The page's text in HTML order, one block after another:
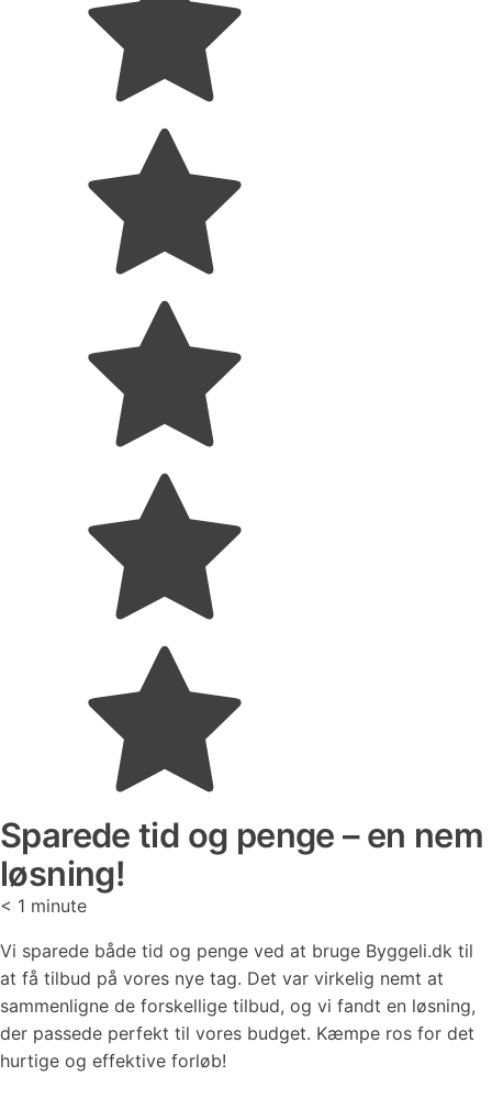
Sparede tid og penge – en nem
løsning!
< 1 minute
Vi sparede både tid og penge ved at bruge Byggeli.dk til
at få tilbud på vores nye tag. Det var virkelig nemt at
sammenligne de forskellige tilbud, og vi fandt en løsning,
der passede perfekt til vores budget. Kæmpe ros for det
hurtige og effektive forløb!